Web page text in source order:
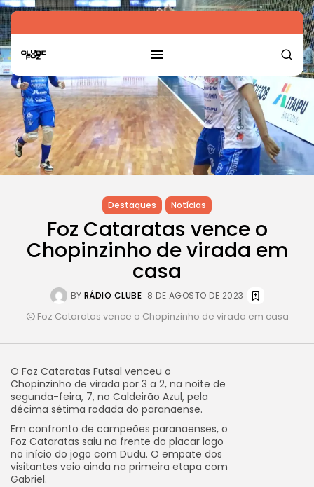
Destaques Notícias
Foz Cataratas vence o
Chopinzinho de virada em
casa
BY RÁDIO CLUBE 8 DE AGOSTO DE 2023
Foz Cataratas vence o Chopinzinho de virada em casa
O Foz Cataratas Futsal venceu o
Chopinzinho de virada por 3 a 2, na noite de
segunda-feira, 7, no Caldeirão Azul, pela
décima sétima rodada do paranaense.
Em confronto de campeões paranaenses, o
Foz Cataratas saiu na frente do placar logo
no início do jogo com Dudu. O empate dos
visitantes veio ainda na primeira etapa com
Gabriel.